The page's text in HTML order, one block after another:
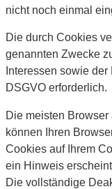
nicht noch einmal
Die durch Cookies
genannten Zwecke
Interessen sowie
DSGVO erforderlich.
Die meisten
können Ihren
Cookies auf Ihrem
ein Hinweis
Die vollständige